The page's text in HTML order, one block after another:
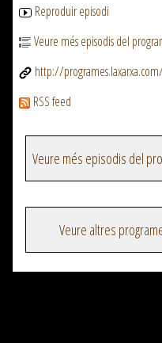
Reproduir episodi
Veure més episodis del
http://
RSS feed
Veure altres